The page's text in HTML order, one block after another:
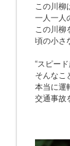
この川柳
一人一人
この川柳
頃の小さ
“スピー
そんなこ
本当に運
交通事故